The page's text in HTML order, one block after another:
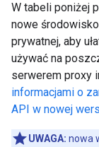
W tabeli poniżej
nowe
prywatnej, aby
używać na
serwerem proxy
informacjami o
API w nowej
UWAGA: nowa